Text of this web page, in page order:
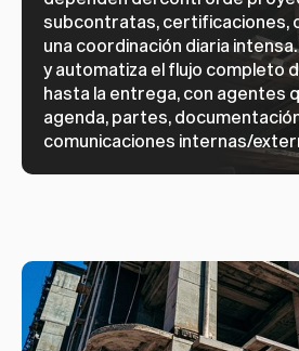
subcontratas, certificaciones,
una coordinación diaria intensa.
y automatiza el flujo completo
hasta la entrega, con agentes
agenda, partes,
comunicaciones internas/